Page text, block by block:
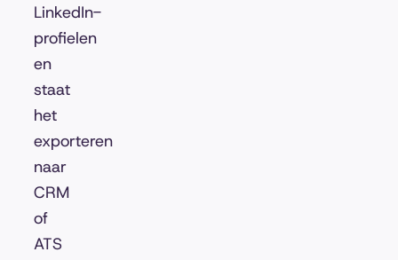
LinkedIn-
profielen
en
staat
het
exporteren
naar
CRM
of
ATS